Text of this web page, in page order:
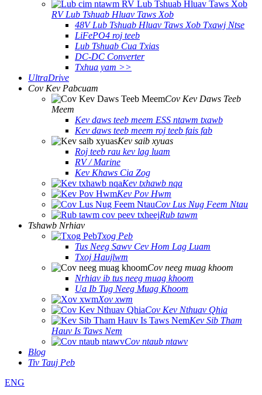
RV Lub Tshuab Hluav Taws Xob
48V Lub Tshuab Hluav Taws Xob Txawj Ntse
LiFePO4 roj teeb
Lub Tshuab Cua Txias
DC-DC Converter
Txhua yam >>
UltraDrive
Cov Kev Pabcuam
Cov Kev Daws Teeb
Meem
Kev daws teeb meem ESS ntawm txawb
Kev daws teeb meem roj teeb fais fab
Kev saib xyuas
Roj teeb rau kev lag luam
RV / Marine
Kev Khaws Cia Zog
Kev txhawb nqa
Kev Pov Hwm
Cov Lus Nug Feem Ntau
Rub tawm
Tshawb Nrhiav
Txog Peb
Tus Neeg Sawv Cev Hom Lag Luam
Txoj Haujlwm
Cov neeg muag khoom
Nrhiav ib tus neeg muag khoom
Ua Ib Tug Neeg Muag Khoom
Xov xwm
Cov Kev Nthuav Qhia
Kev Sib Tham
Hauv Is Taws Nem
Cov ntaub ntawv
Blog
Tiv Tauj Peb
ENG